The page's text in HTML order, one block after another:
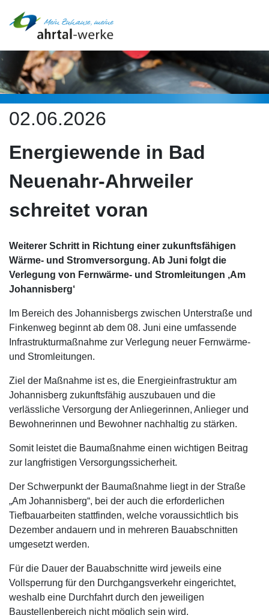
02.06.2026
Energiewende in Bad
Neuenahr-Ahrweiler
schreitet voran
Weiterer Schritt in Richtung einer zukunftsfähigen
Wärme- und Stromversorgung. Ab Juni folgt die
Verlegung von Fernwärme- und Stromleitungen ‚Am
Johannisberg‘
Im Bereich des Johannisbergs zwischen Unterstraße und
Finkenweg beginnt ab dem 08. Juni eine umfassende
Infrastrukturmaßnahme zur Verlegung neuer Fernwärme-
und Stromleitungen.
Ziel der Maßnahme ist es, die Energieinfrastruktur am
Johannisberg zukunftsfähig auszubauen und die
verlässliche Versorgung der Anliegerinnen, Anlieger und
Bewohnerinnen und Bewohner nachhaltig zu stärken.
Somit leistet die Baumaßnahme einen wichtigen Beitrag
zur langfristigen Versorgungssicherheit.
Der Schwerpunkt der Baumaßnahme liegt in der Straße
„Am Johannisberg“, bei der auch die erforderlichen
Tiefbauarbeiten stattfinden, welche voraussichtlich bis
Dezember andauern und in mehreren Bauabschnitten
umgesetzt werden.
Für die Dauer der Bauabschnitte wird jeweils eine
Vollsperrung für den Durchgangsverkehr eingerichtet,
weshalb eine Durchfahrt durch den jeweiligen
Baustellenbereich nicht möglich sein wird.